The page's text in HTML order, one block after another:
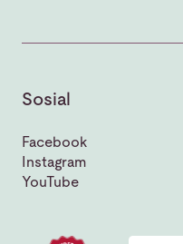
Sosial
Facebook
Instagram
YouTube